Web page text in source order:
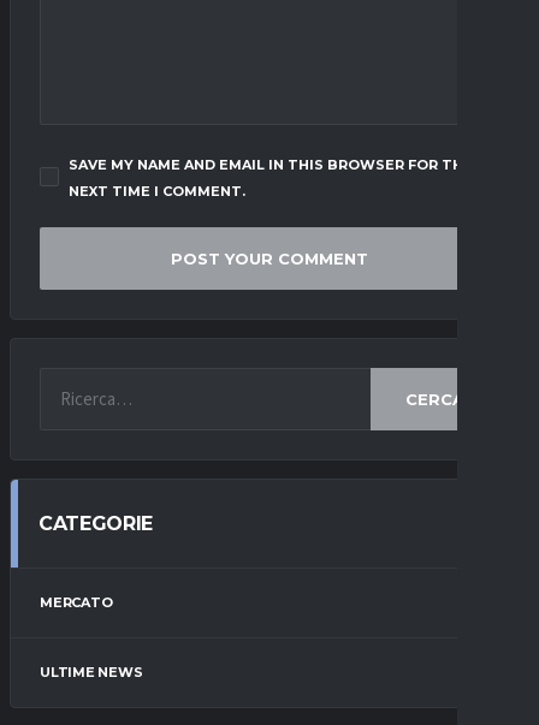
SAVE MY NAME AND EMAIL IN THIS BROWSER FOR THE
NEXT TIME I COMMENT.
CERCA
CATEGORIE
MERCATO
ULTIME NEWS